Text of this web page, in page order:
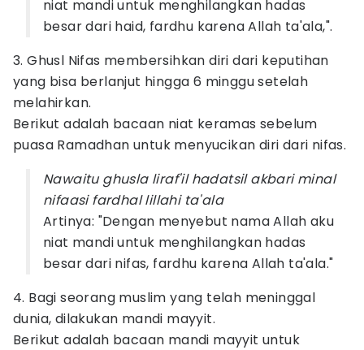
niat mandi untuk menghilangkan hadas
besar dari haid, fardhu karena Allah ta'ala,".
3. Ghusl Nifas membersihkan diri dari keputihan
yang bisa berlanjut hingga 6 minggu setelah
melahirkan.
Berikut adalah bacaan niat keramas sebelum
puasa Ramadhan untuk menyucikan diri dari nifas.
Nawaitu ghusla liraf'il hadatsil akbari minal
nifaasi fardhal lillahi ta'ala
Artinya: "Dengan menyebut nama Allah aku
niat mandi untuk menghilangkan hadas
besar dari nifas, fardhu karena Allah ta'ala."
4. Bagi seorang muslim yang telah meninggal
dunia, dilakukan mandi mayyit.
Berikut adalah bacaan mandi mayyit untuk